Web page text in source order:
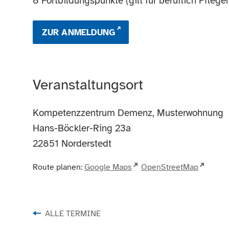
ZUR ANMELDUNG
Veranstaltungsort
Kompetenzzentrum Demenz, Musterwohnung
Hans-Böckler-Ring 23a
22851 Norderstedt
Route planen: Google Maps OpenStreetMap
ALLE TERMINE